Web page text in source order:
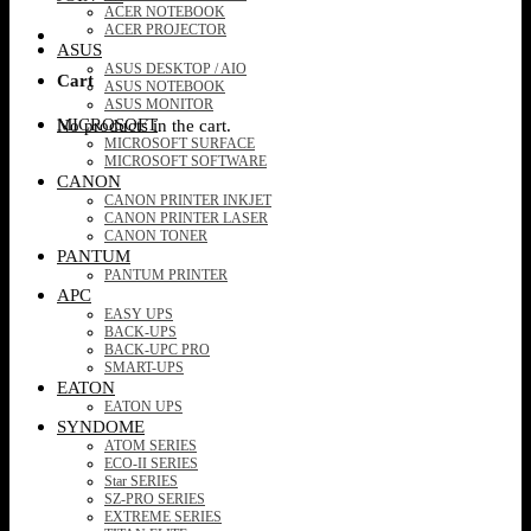
Cart
No products in the cart.
ACER NOTEBOOK
ACER PROJECTOR
ASUS
ASUS DESKTOP / AIO
ASUS NOTEBOOK
ASUS MONITOR
MICROSOFT
MICROSOFT SURFACE
MICROSOFT SOFTWARE
CANON
CANON PRINTER INKJET
CANON PRINTER LASER
CANON TONER
PANTUM
PANTUM PRINTER
APC
EASY UPS
BACK-UPS
BACK-UPC PRO
SMART-UPS
EATON
EATON UPS
SYNDOME
ATOM SERIES
ECO-II SERIES
Star SERIES
SZ-PRO SERIES
EXTREME SERIES